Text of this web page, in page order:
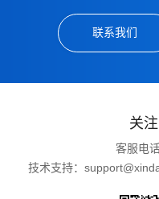
联系我们
关
客服电话
技术支持：